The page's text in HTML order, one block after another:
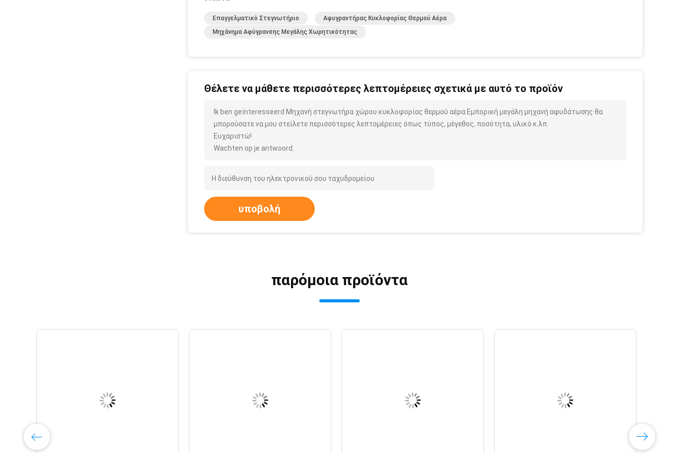
Επαγγελματικό Στεγνωτήριο
Αφυγραντήρας Κυκλοφορίας Θερμού Αέρα
Μηχάνημα Αφύγρανσης Μεγάλης Χωρητικότητας
Θέλετε να μάθετε περισσότερες λεπτομέρειες σχετικά με αυτό το προϊόν
Ik ben geïnteresseerd Μηχανή στεγνωτήρα χώρου κυκλοφορίας θερμού αέρα Εμπορική μεγάλη μηχανή αφυδάτωσης θα
μπορούσατε να μου στείλετε περισσότερες λεπτομέρειες όπως τύπος, μέγεθος, ποσότητα, υλικό κ.λπ.
Ευχαριστώ!
Wachten op je antwoord.
υποβολή
παρόμοια προϊόντα